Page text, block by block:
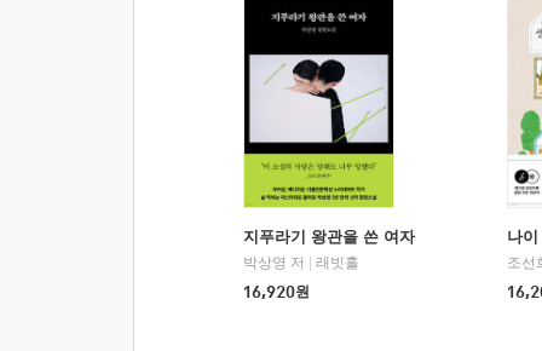
지푸라기 왕관을 쓴 여자
박상영 저
래빗홀
16,920원
나
조선